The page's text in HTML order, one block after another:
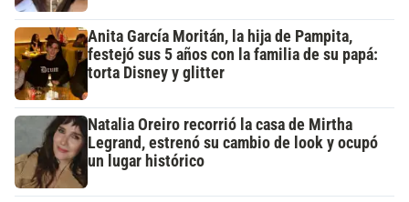
Anita García Moritán, la hija de Pampita,
festejó sus 5 años con la familia de su papá:
torta Disney y glitter
Natalia Oreiro recorrió la casa de Mirtha
Legrand, estrenó su cambio de look y ocupó
un lugar histórico